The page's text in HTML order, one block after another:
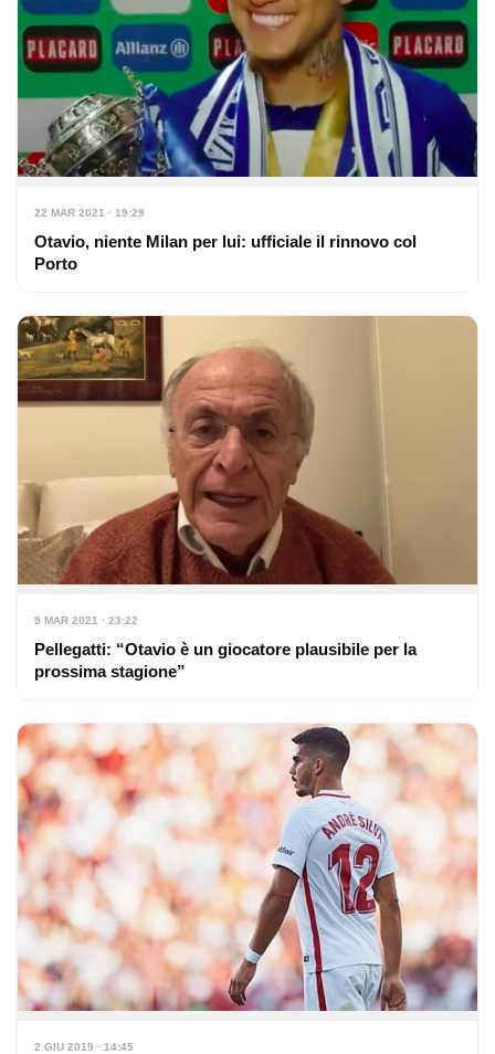
22 MAR 2021 · 19:29
Otavio, niente Milan per lui: ufficiale il rinnovo col
Porto
9 MAR 2021 · 23:22
Pellegatti: “Otavio è un giocatore plausibile per la
prossima stagione”
2 GIU 2019 · 14:45